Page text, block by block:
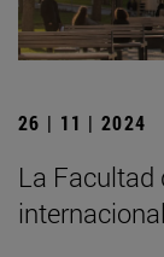
26 | 11 | 2024
La Facultad